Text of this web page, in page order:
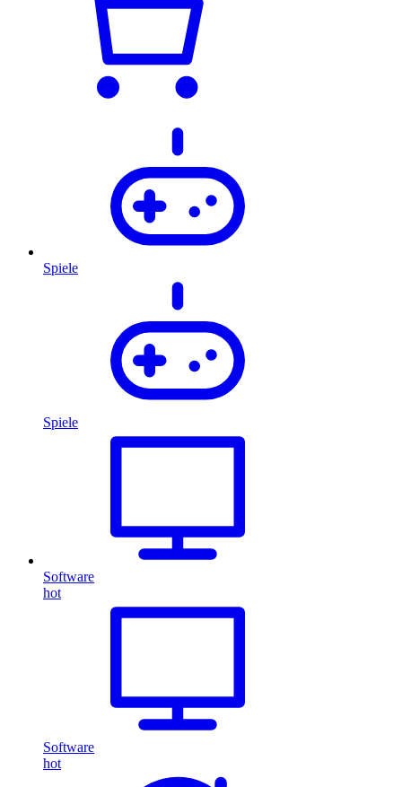
Spiele
Spiele
Software
hot
Software
hot